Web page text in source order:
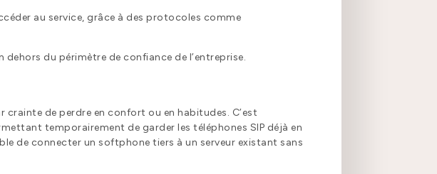
au service, grâce à des protocoles comme
du périmètre de confiance de l’entreprise.
de perdre en confort ou en habitudes. C’est
temporairement de garder les téléphones SIP déjà en
de connecter un softphone tiers à un serveur existant sans